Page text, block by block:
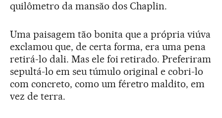
quilômetro da mansão dos Chaplin.
Uma paisagem tão bonita que a própria viúva
exclamou que, de certa forma, era uma pena
retirá-lo dali. Mas ele foi retirado. Preferiram
sepultá-lo em seu túmulo original e cobri-lo
com concreto, como um féretro maldito, em
vez de terra.